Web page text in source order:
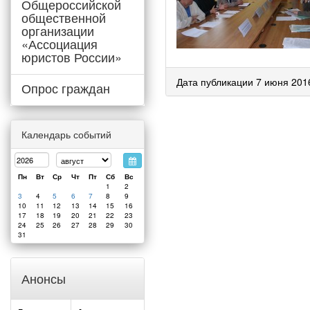
Общероссийской
общественной
организации
«Ассоциация
юристов России»
Опрос граждан
Календарь событий
Пн Вт Ср Чт Пт Сб
Вс
1
2
3
4 5 6 7 8
9
10
11 12 13 14 15
16
17
18 19 20 21 22
23
24
25 26 27 28 29
30
31
Анонсы
Дата публикации 7 июня